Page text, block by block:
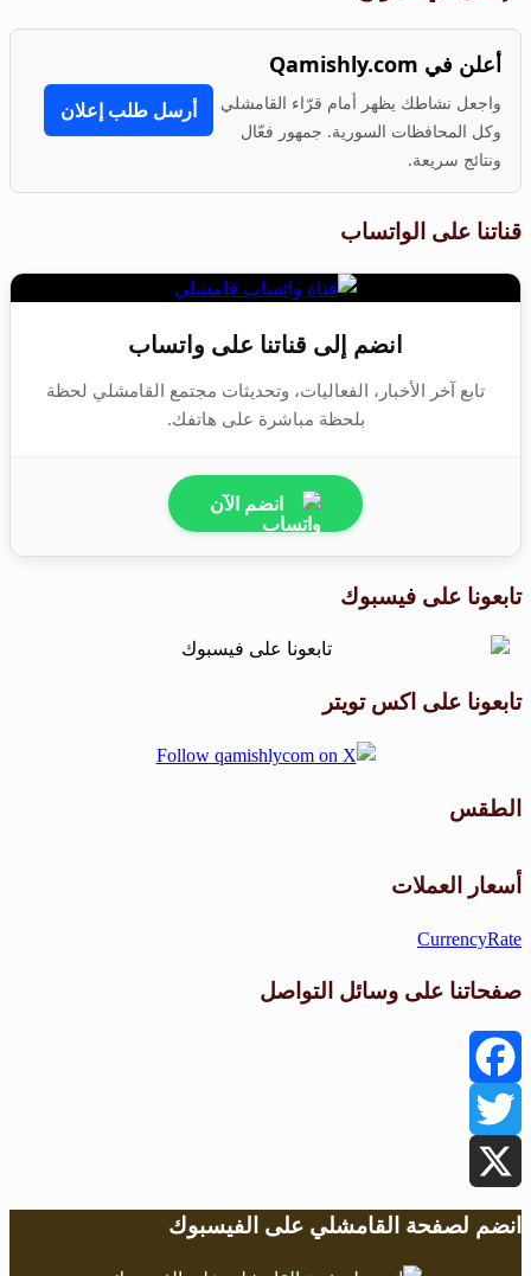
أعلن في Qamishly.com
واجعل نشاطك يظهر أمام قرّاء القامشلي
وكل المحافظات السورية. جمهور فعّال
ونتائج سريعة.
أرسل طلب إعلان
قناتنا على الواتساب
انضم إلى قناتنا على واتساب
تابع آخر الأخبار، الفعاليات، وتحديثات مجتمع القامشلي لحظة
بلحظة مباشرة على هاتفك.
انضم الآن
تابعونا على فيسبوك
تابعونا على اكس تويتر
الطقس
أسعار العملات
CurrencyRate
صفحاتنا على وسائل التواصل
Facebook
Twitter
X
انضم لصفحة القامشلي على الفيسبوك